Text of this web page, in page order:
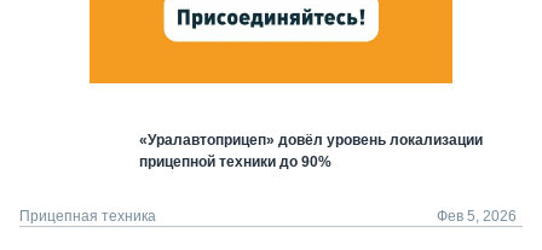
«Уралавтоприцеп» довёл уровень локализации
прицепной техники до 90%
Прицепная техника Фев 5, 2026